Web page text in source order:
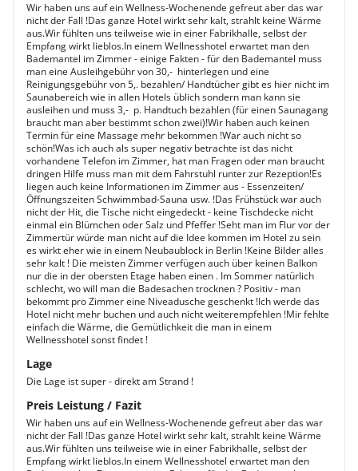
Wir haben uns auf ein Wellness-Wochenende gefreut aber das war
nicht der Fall !Das ganze Hotel wirkt sehr kalt, strahlt keine Wärme
aus.Wir fühlten uns teilweise wie in einer Fabrikhalle, selbst der
Empfang wirkt lieblos.In einem Wellnesshotel erwartet man den
Bademantel im Zimmer - einige Fakten - für den Bademantel muss
man eine Ausleihgebühr von 30,-  hinterlegen und eine
Reinigungsgebühr von 5,. bezahlen/ Handtücher gibt es hier nicht im
Saunabereich wie in allen Hotels üblich sondern man kann sie
ausleihen und muss 3,-  p. Handtuch bezahlen (für einen Saunagang
braucht man aber bestimmt schon zwei)!Wir haben auch keinen
Termin für eine Massage mehr bekommen !War auch nicht so
schön!Was ich auch als super negativ betrachte ist das nicht
vorhandene Telefon im Zimmer, hat man Fragen oder man braucht
dringen Hilfe muss man mit dem Fahrstuhl runter zur Rezeption!Es
liegen auch keine Informationen im Zimmer aus - Essenzeiten/
Öffnungszeiten Schwimmbad-Sauna usw. !Das Frühstück war auch
nicht der Hit, die Tische nicht eingedeckt - keine Tischdecke nicht
einmal ein Blümchen oder Salz und Pfeffer !Seht man im Flur vor der
Zimmertür würde man nicht auf die Idee kommen im Hotel zu sein
es wirkt eher wie in einem Neubaublock in Berlin !Keine Bilder alles
sehr kalt ! Die meisten Zimmer verfügen auch über keinen Balkon
nur die in der obersten Etage haben einen . Im Sommer natürlich
schlecht, wo will man die Badesachen trocknen ? Positiv - man
bekommt pro Zimmer eine Niveadusche geschenkt !Ich werde das
Hotel nicht mehr buchen und auch nicht weiterempfehlen !Mir fehlte
einfach die Wärme, die Gemütlichkeit die man in einem
Wellnesshotel sonst findet !
Lage
Die Lage ist super - direkt am Strand !
Preis Leistung / Fazit
Wir haben uns auf ein Wellness-Wochenende gefreut aber das war
nicht der Fall !Das ganze Hotel wirkt sehr kalt, strahlt keine Wärme
aus.Wir fühlten uns teilweise wie in einer Fabrikhalle, selbst der
Empfang wirkt lieblos.In einem Wellnesshotel erwartet man den